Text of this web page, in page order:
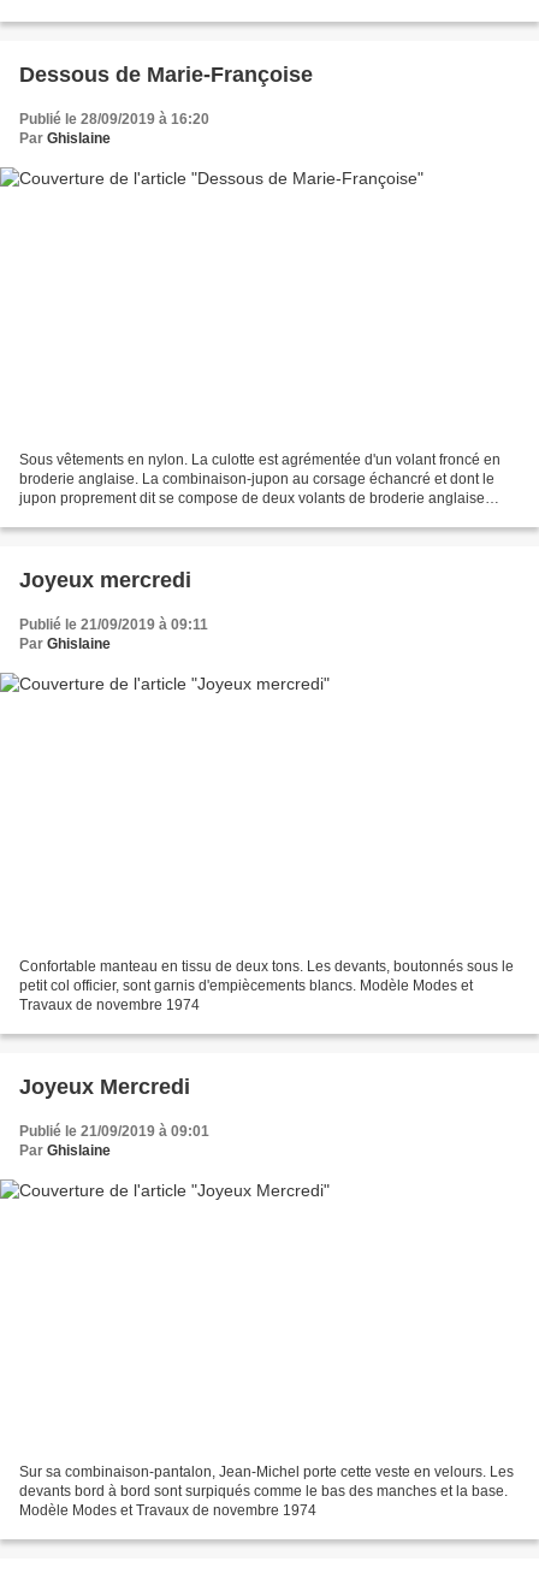
Dessous de Marie-Françoise
Publié le 28/09/2019 à 16:20
Par Ghislaine
Sous vêtements en nylon. La culotte est agrémentée d'un volant froncé en
broderie anglaise. La combinaison-jupon au corsage échancré et dont le
jupon proprement dit se compose de deux volants de broderie anglaise
Joyeux mercredi
Publié le 21/09/2019 à 09:11
Par Ghislaine
Confortable manteau en tissu de deux tons. Les devants, boutonnés sous le
petit col officier, sont garnis d'empiècements blancs. Modèle Modes et
Travaux de novembre 1974
Joyeux Mercredi
Publié le 21/09/2019 à 09:01
Par Ghislaine
Sur sa combinaison-pantalon, Jean-Michel porte cette veste en velours. Les
devants bord à bord sont surpiqués comme le bas des manches et la base.
Modèle Modes et Travaux de novembre 1974